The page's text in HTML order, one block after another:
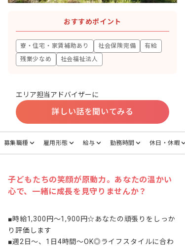
おすすめポイント
寮・住宅・家賃補助あり 社会保険完備
有給
残業少なめ
社会福祉法人
エリア担当アドバイザーに
詳しい話を聞いてみる
募集職種 雇用形態 給与 勤務時間 休日・休暇
子どもたちの笑顔が原動力。あなたの温かい
心で、一緒に成長を見守りませんか？
■時給1,300円～1,900円☆あなたの頑張りをしっか
り評価します
■週2日～、1日4時間～OK◎ライフスタイルに合わ